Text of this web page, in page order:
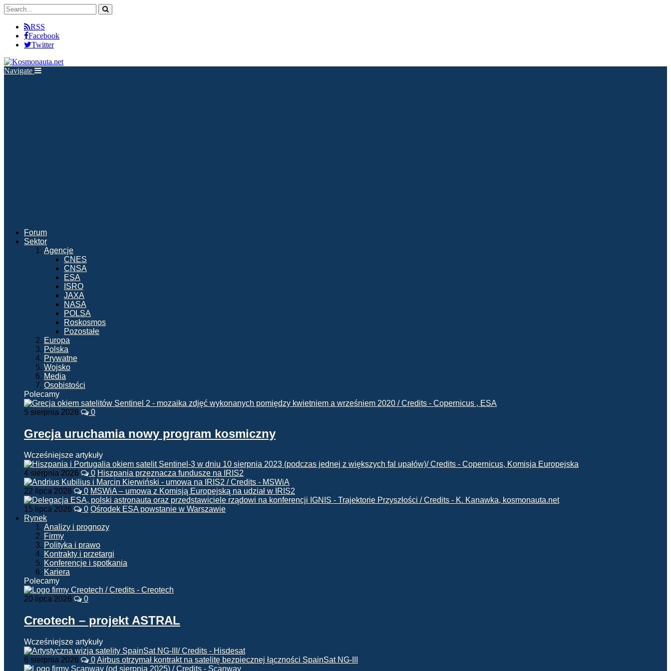
RSS
Facebook
Twitter
Navigate
Forum
Sektor
Agencje
CNES
CNSA
ESA
ISRO
JAXA
NASA
POLSA
Roskosmos
Pozostałe
Europa
Polska
Prywatne
Wojsko
Media
Osobistości
Polecamy
5 sierpnia 2026 0
Grecja uruchamia nowy program kosmiczny
Wcześniejsze artykuły
4 sierpnia 2026 0 Hiszpania przeznacza fundusze na IRIS2
22 lipca 2026 0 MSWiA – umowa z Komisją Europejską na udział w IRIS2
15 lipca 2026 0 Ośrodek ESA powstanie w Warszawie
Rynek
Analizy i prognozy
Firmy
Polityka i prawo
Kontrakty i przetargi
Konferencje i spotkania
Kariera
Polecamy
20 lipca 2026 0
Creotech – projekt ASTRAL
Wcześniejsze artykuły
6 sierpnia 2026 0Airbus otrzymał kontrakt na satelitę bezpiecznej łączności SpainSat NG-III